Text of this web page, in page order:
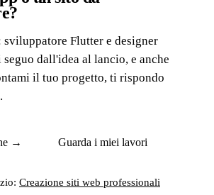
sviluppatore Flutter e designer
seguo dall'idea al lancio, e anche
il tuo progetto, ti rispondo
→ Guarda i miei lavori
Creazione siti web professionali